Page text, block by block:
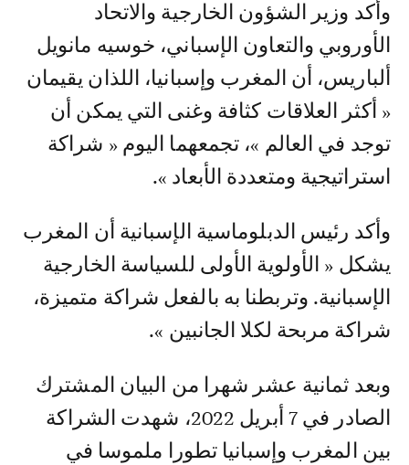
وأكد وزير الشؤون الخارجية والاتحاد
الأوروبي والتعاون الإسباني، خوسيه مانويل
ألباريس، أن المغرب وإسبانيا، اللذان يقيمان
« أكثر العلاقات كثافة وغنى التي يمكن أن
توجد في العالم »، تجمعهما اليوم « شراكة
استراتيجية ومتعددة الأبعاد ».
وأكد رئيس الدبلوماسية الإسبانية أن المغرب
يشكل « الأولوية الأولى للسياسة الخارجية
الإسبانية. وتربطنا به بالفعل شراكة متميزة،
شراكة مربحة لكلا الجانبين ».
وبعد ثمانية عشر شهرا من البيان المشترك
الصادر في 7 أبريل 2022، شهدت الشراكة
بين المغرب وإسبانيا تطورا ملموسا في